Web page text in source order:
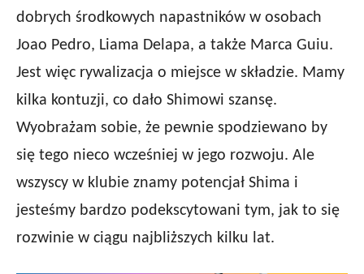
dobrych środkowych napastników w osobach
Joao Pedro, Liama Delapa, a także Marca Guiu.
Jest więc rywalizacja o miejsce w składzie. Mamy
kilka kontuzji, co dało Shimowi szansę.
Wyobrażam sobie, że pewnie spodziewano by
się tego nieco wcześniej w jego rozwoju. Ale
wszyscy w klubie znamy potencjał Shima i
jesteśmy bardzo podekscytowani tym, jak to się
rozwinie w ciągu najbliższych kilku lat.